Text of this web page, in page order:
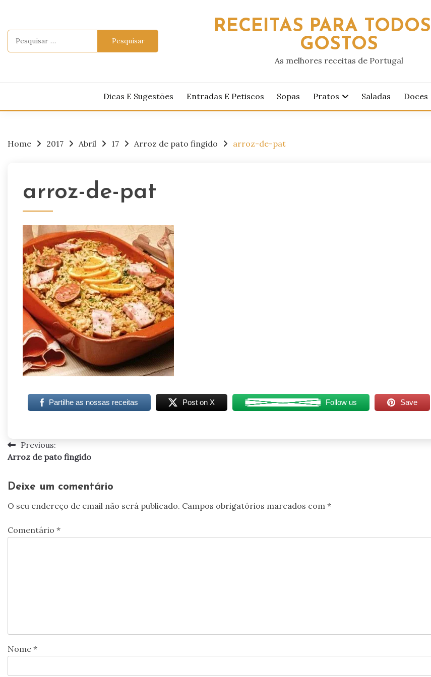
content
RECEITAS PARA
GOSTOS
As melhores receitas de Portugal
Dicas E Sugestões Entradas E Petiscos Sopas Pratos Saladas Doces
Home 2017 Abril 17 Arroz de pato fingido arroz-de-pat
arroz-de-pat
Partilhe as nossas receitas Post on X Follow us Save
Navegação
artigos
Previous:
Arroz de pato fingido
Deixe um comentário
O seu endereço de email não será publicado. Campos obrigatórios marcados com *
Comentário *
Nome *